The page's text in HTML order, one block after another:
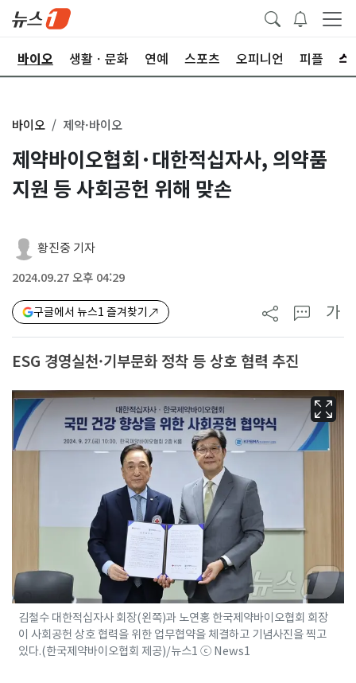
바이오 생활ㆍ문화 연예 스포츠 오피니언 피플
바이오 제약·바이오
제약바이오협회·대한적십자사, 의약품
지원 등 사회공헌 위해 맞손
황진중 기자
2024.09.27 오후 04:29
구글에서 뉴스1 즐겨찾기 가
ESG 경영실천·기부문화 정착 등 상호 협력 추진
김철수 대한적십자사 회장(왼쪽)과 노연홍 한국제약바이오협회 회장
이 사회공헌 상호 협력을 위한 업무협약을 체결하고 기념사진을 찍고
있다.(한국제약바이오협회 제공)/뉴스1 ⓒ News1